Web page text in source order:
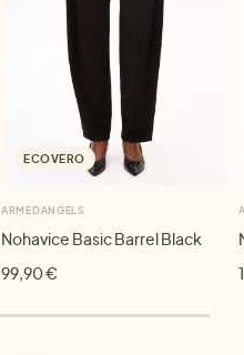
ECOVERO
ARMEDANGELS
Nohavice Basic Barrel Black
99,90 €